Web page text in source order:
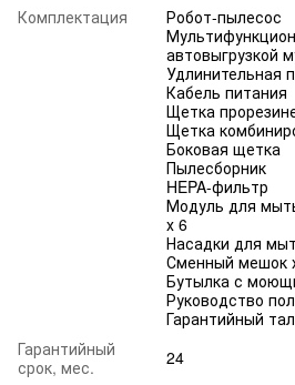
Комплектация
Робот-пылесос
автовыгрузкой
Удлинительная
Кабель питания
Щетка
Щетка
Боковая щетка
Пылесборник
HEPA-фильтр
Модуль для
х 6
Насадки для
Сменный мешок
Бутылка с
Руководство
Гарантийный
Гарантийный
срок, мес.
24